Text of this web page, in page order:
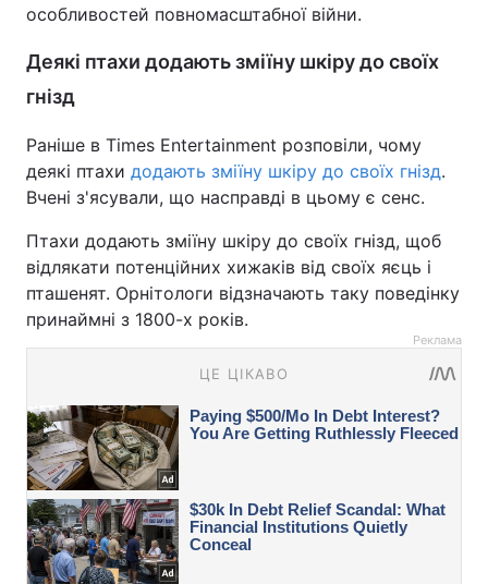
особливостей повномасштабної війни.
Деякі птахи додають зміїну шкіру до своїх
гнізд
Раніше в Times Entertainment розповіли, чому
деякі птахи додають зміїну шкіру до своїх гнізд.
Вчені з'ясували, що насправді в цьому є сенс.
Птахи додають зміїну шкіру до своїх гнізд, щоб
відлякати потенційних хижаків від своїх яєць і
пташенят. Орнітологи відзначають таку поведінку
принаймні з 1800-х років.
Реклама